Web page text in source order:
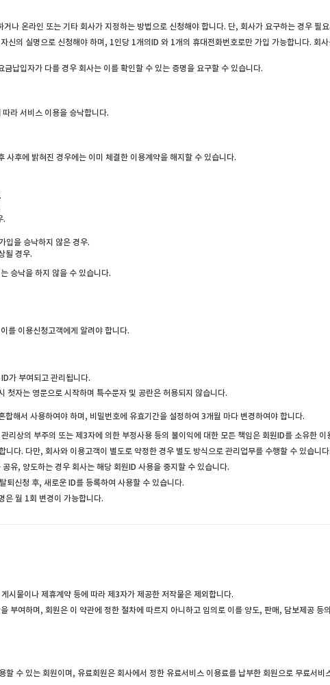
나 온라인 또는 기타 회사가 지정하는 방법으로 신청해야 합니다. 단, 회사가 요구하는 경우 필
의 실명으로 신청해야 하며, 1인당 1개의ID 와 1개의 휴대전화번호로만 가입 가능합니다. 회
납입자가 다를 경우 회사는 이를 확인할 수 있는 증명을 요구할 수 있습니다.
라 서비스 이용을 승낙합니다.
후에 밝혀진 경우에는 이미 체결한 이용계약을 해지할 수 있습니다.
.
입을 승낙하지 않은 경우.
될 경우.
승낙을 하지 않을 수 있습니다.
를 이용신청고객에게 알려야 합니다.
가 부여되고 관리됩니다.
자는 영문으로 시작하며 특수문자 및 공란은 허용되지 않습니다.
해서 사용하여야 하며, 비밀번호에 유효기간을 설정하여 3개월 마다 변경하여야 합니다.
상의 부주의 또는 제3자에 의한 부정사용 등의 불이익에 대한 모든 책임은 회원ID를 소유한 이
다. 다만, 회사와 이용고객이 별도로 약정한 경우 별도 방식으로 관리업무를 수행할 수 있습니다.
유, 양도하는 경우 회사는 해당 회원ID 사용을 중지할 수 있습니다.
신청 후, 새로운 ID를 등록하여 사용할 수 있습니다.
은 월 1회 변경이 가능합니다.
물이나 제휴계약 등에 따라 제3자가 제공한 저작물은 제외합니다.
부여하며, 회원은 이 약관에 정한 절차에 따르지 아니하고 임의로 이를 양도, 판매, 담보제공 등
수 있는 회원이며, 유료회원은 회사에서 정한 유료서비스 이용료를 납부한 회원으로 무료서비